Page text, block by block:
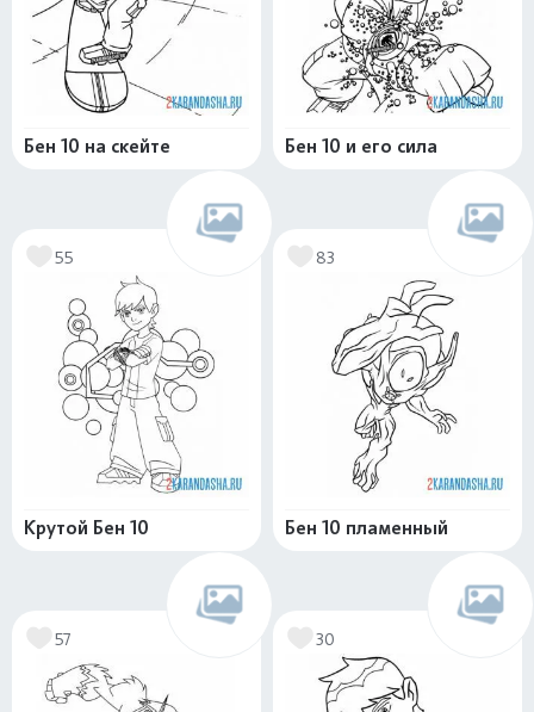
Бен 10 на скейте Бен 10 и его сила
55
Крутой Бен 10
83
Бен 10 пламенный
57 30